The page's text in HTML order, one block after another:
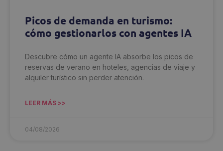
Picos de demanda en turismo:
cómo gestionarlos con agentes IA
Descubre cómo un agente IA absorbe los picos de
reservas de verano en hoteles, agencias de viaje y
alquiler turístico sin perder atención.
LEER MÁS >>
04/08/2026